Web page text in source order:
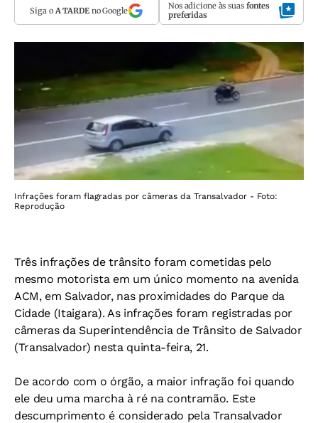
Siga o A TARDEno Google Nos adicione às suas fontes
preferidas
Infrações foram flagradas por câmeras da Transalvador - Foto:
Reprodução
Três infrações de trânsito foram cometidas pelo
mesmo motorista em um único momento na avenida
ACM, em Salvador, nas proximidades do Parque da
Cidade (Itaigara). As infrações foram registradas por
câmeras da Superintendência de Trânsito de Salvador
(Transalvador) nesta quinta-feira, 21.
De acordo com o órgão, a maior infração foi quando
ele deu uma marcha à ré na contramão. Este
descumprimento é considerado pela Transalvador